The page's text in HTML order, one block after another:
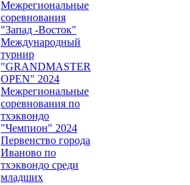
Межрегиональные
соревнования
"Запад -Восток"
Международный
турнир
"GRANDMASTER
OPEN" 2024
Межрегиональные
соревнования по
тхэквондо
"Чемпион" 2024
Первенство города
Иваново по
тхэквондо среди
младших